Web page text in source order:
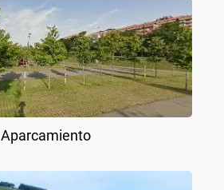
Aparcamiento